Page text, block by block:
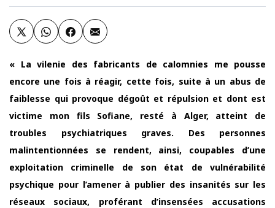
« La vilenie des fabricants de calomnies me pousse
encore une fois à réagir, cette fois, suite à un abus de
faiblesse qui provoque dégoût et répulsion et dont est
victime mon fils Sofiane, resté à Alger, atteint de
troubles psychiatriques graves. Des personnes
malintentionnées se rendent, ainsi, coupables d’une
exploitation criminelle de son état de vulnérabilité
psychique pour l’amener à publier des insanités sur les
réseaux sociaux, proférant d’insensées accusations